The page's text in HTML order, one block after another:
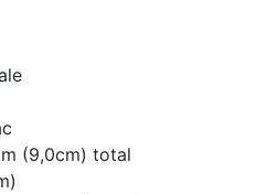
(9,0cm) total